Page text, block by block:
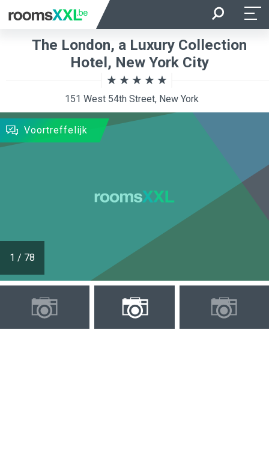
Ligging van de kamer Kamer
ZOEKEN
The London, a Luxury Collection
Hotel, New York City
151 West 54th Street, New York
1 / 78
Voortreffelijk